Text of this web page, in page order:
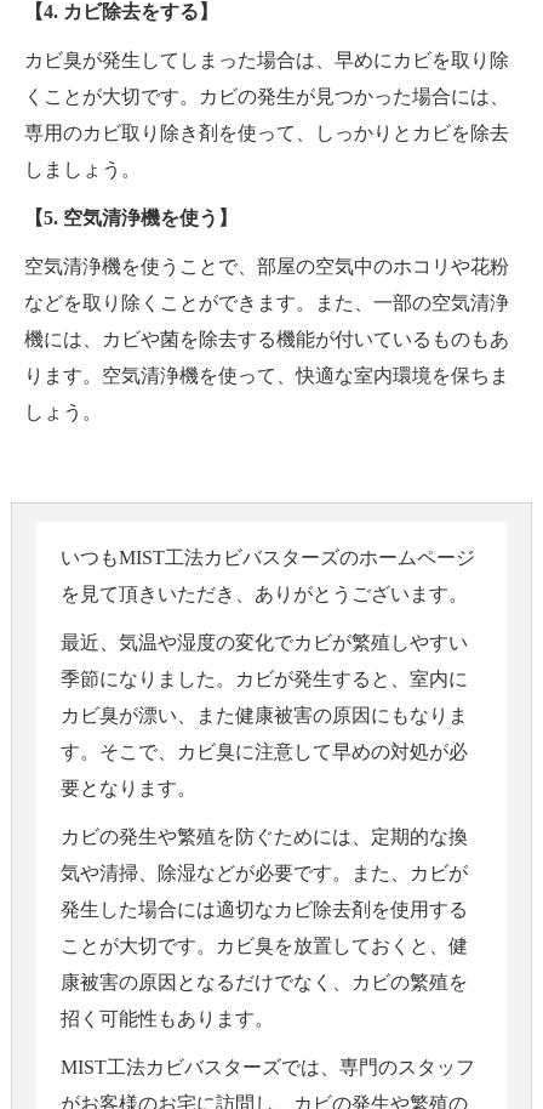
【4. カビ除去をする】
カビ臭が発生してしまった場合は、早めにカビを取り除
くことが大切です。カビの発生が見つかった場合には、
専用のカビ取り除き剤を使って、しっかりとカビを除去
しましょう。
【5. 空気清浄機を使う】
空気清浄機を使うことで、部屋の空気中のホコリや花粉
などを取り除くことができます。また、一部の空気清浄
機には、カビや菌を除去する機能が付いているものもあ
ります。空気清浄機を使って、快適な室内環境を保ちま
しょう。
いつもMIST工法カビバスターズのホームページ
を見て頂きいただき、ありがとうございます。
最近、気温や湿度の変化でカビが繁殖しやすい
季節になりました。カビが発生すると、室内に
カビ臭が漂い、また健康被害の原因にもなりま
す。そこで、カビ臭に注意して早めの対処が必
要となります。
カビの発生や繁殖を防ぐためには、定期的な換
気や清掃、除湿などが必要です。また、カビが
発生した場合には適切なカビ除去剤を使用する
ことが大切です。カビ臭を放置しておくと、健
康被害の原因となるだけでなく、カビの繁殖を
招く可能性もあります。
MIST工法カビバスターズでは、専門のスタッフ
がお客様のお宅に訪問し、カビの発生や繁殖の